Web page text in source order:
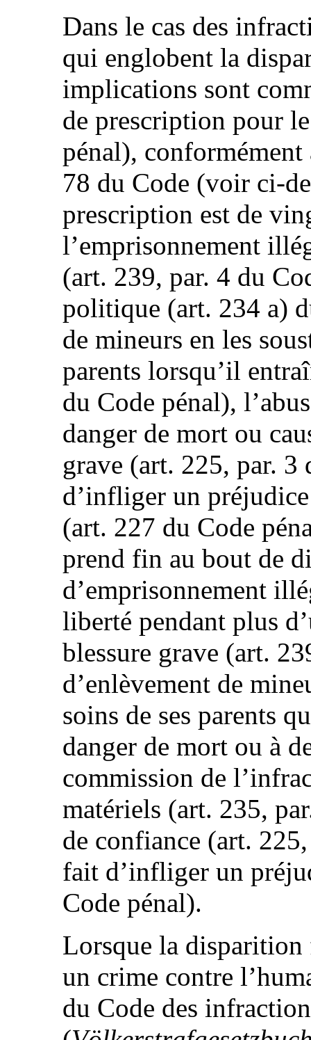
Dans le cas des
qui englobent la
implications sont
de prescription pour
pénal), conformément
78 du Code (voir ci-
prescription est de
l’emprisonnement
(art. 239, par. 4 du
politique (art. 234 a)
de mineurs en les
parents lorsqu’il
du Code pénal),
danger de mort ou
grave (art. 225, par.
d’infliger un
(art. 227 du Code
prend fin au bout de
d’emprisonnement
liberté pendant plus
blessure grave (art.
d’enlèvement de
soins de ses parents
danger de mort ou à
commission de
matériels (art. 235,
de confiance (art.
fait d’infliger un
Code pénal).
Lorsque la disparition
un crime contre
du Code des